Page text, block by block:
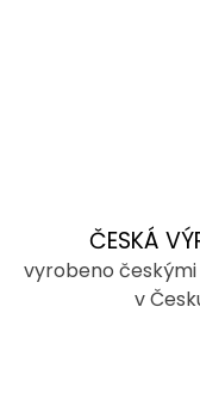
ČESKÁ
vyrobeno
v